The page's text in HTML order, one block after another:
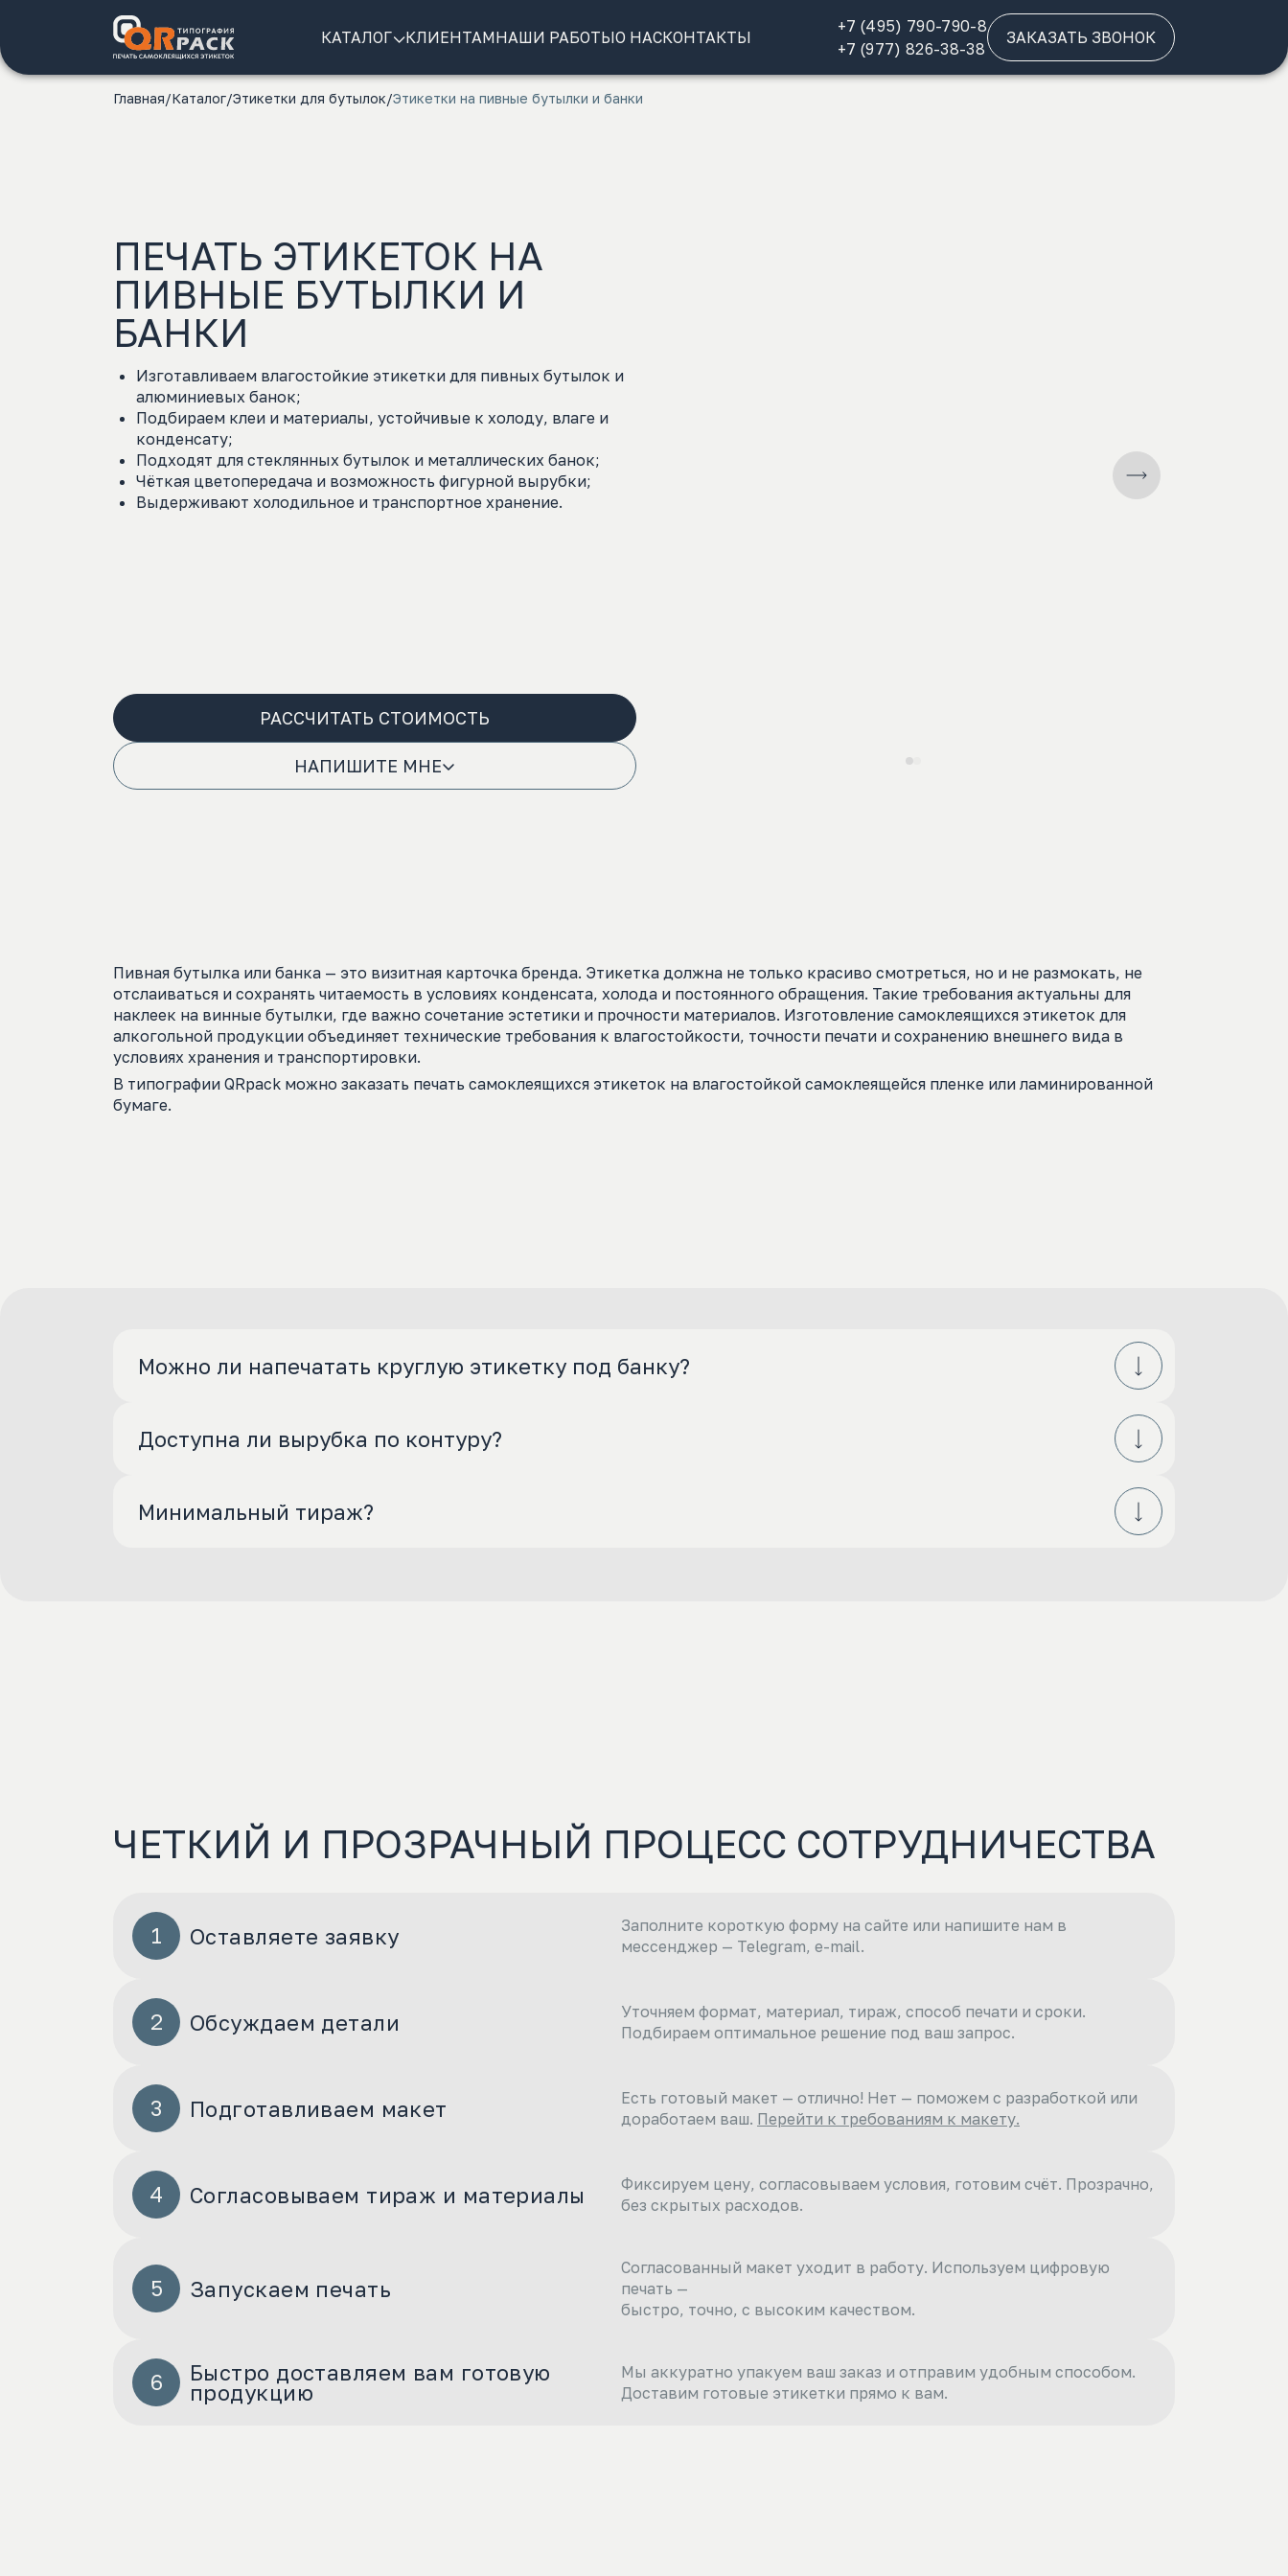
КАТАЛОГ КЛИЕНТАМНАШИ РАБОТЫО НАСКОНТАКТЫ
+7 (495) 790-790-8
+7 (977) 826-38-38
ЗАКАЗАТЬ ЗВОНОК
Главная Каталог Этикетки для бутылок Этикетки на пивные бутылки и банки
ПЕЧАТЬ ЭТИКЕТОК НА
ПИВНЫЕ БУТЫЛКИ И
БАНКИ
Изготавливаем влагостойкие этикетки для пивных бутылок и
алюминиевых банок;
Подбираем клеи и материалы, устойчивые к холоду, влаге и
конденсату;
Подходят для стеклянных бутылок и металлических банок;
Чёткая цветопередача и возможность фигурной вырубки;
Выдерживают холодильное и транспортное хранение.
РАССЧИТАТЬ СТОИМОСТЬ
НАПИШИТЕ МНЕ
Пивная бутылка или банка — это визитная карточка бренда. Этикетка должна не только красиво смотреться, но и не размокать, не
отслаиваться и сохранять читаемость в условиях конденсата, холода и постоянного обращения. Такие требования актуальны для
наклеек на винные бутылки, где важно сочетание эстетики и прочности материалов. Изготовление самоклеящихся этикеток для
алкогольной продукции объединяет технические требования к влагостойкости, точности печати и сохранению внешнего вида в
условиях хранения и транспортировки.
В типографии QRpack можно заказать печать самоклеящихся этикеток на влагостойкой самоклеящейся пленке или ламинированной
бумаге.
Можно ли напечатать круглую этикетку под банку?
Доступна ли вырубка по контуру?
Минимальный тираж?
ЧЕТКИЙ И ПРОЗРАЧНЫЙ ПРОЦЕСС СОТРУДНИЧЕСТВА
Оставляете заявку
Заполните короткую форму на сайте или напишите нам в
мессенджер — Telegram, e-mail.
Обсуждаем детали
Уточняем формат, материал, тираж, способ печати и сроки.
Подбираем оптимальное решение под ваш запрос.
Подготавливаем макет
Есть готовый макет — отлично! Нет — поможем с разработкой или
доработаем ваш. Перейти к требованиям к макету.
Согласовываем тираж и материалы
Фиксируем цену, согласовываем условия, готовим счёт. Прозрачно,
без скрытых расходов.
Запускаем печать
Согласованный макет уходит в работу. Используем цифровую
печать —
быстро, точно, с высоким качеством.
Быстро доставляем вам готовую
продукцию
Мы аккуратно упакуем ваш заказ и отправим удобным способом.
Доставим готовые этикетки прямо к вам.